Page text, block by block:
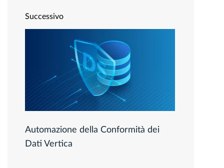
Successivo
Automazione della Conformità dei
Dati Vertica